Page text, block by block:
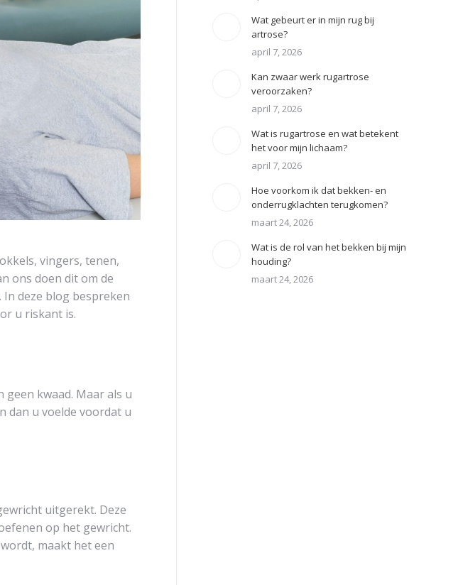
vingers, tenen,
ons doen dit om de
deze blog bespreken
u riskant is.
geen kwaad. Maar als u
dan u voelde voordat u
uitgerekt. Deze
op het gewricht.
maakt het een
Wat gebeurt er in mijn rug bij
artrose?
april 7, 2026
Kan zwaar werk rugartrose
veroorzaken?
april 7, 2026
Wat is rugartrose en wat betekent
het voor mijn lichaam?
april 7, 2026
Hoe voorkom ik dat bekken- en
onderrugklachten terugkomen?
maart 24, 2026
Wat is de rol van het bekken bij mijn
houding?
maart 24, 2026